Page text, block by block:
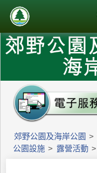
郊野公園及海岸公園 >
公園設施 > 露營活動 >